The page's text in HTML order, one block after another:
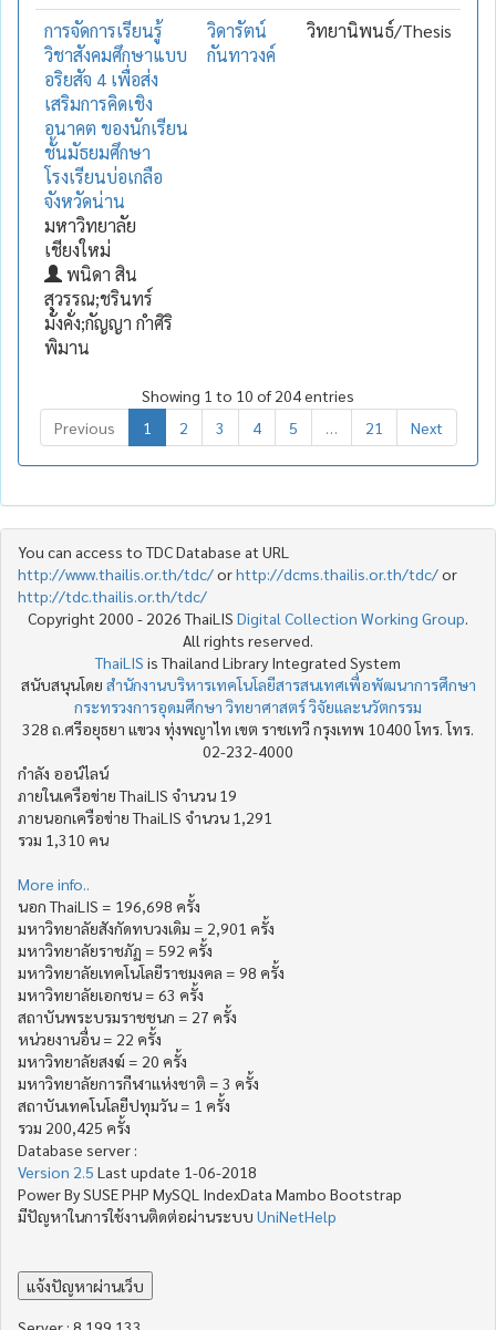
การจัดการเรียนรู้
วิชาสังคมศึกษาแบบ
อริยสัจ 4 เพื่อส่ง
เสริมการคิดเชิง
อนาคต ของนักเรียน
ชั้นมัธยมศึกษา
โรงเรียนบ่อเกลือ
จังหวัดน่าน
มหาวิทยาลัย
เชียงใหม่
พนิดา สิน
สุวรรณ;ชรินทร์
มั่งคั่ง;กัญญา กำศิริ
พิมาน
วิดารัตน์
กันทาวงค์
วิทยานิพนธ์/Thesis
Showing 1 to 10 of 204 entries
Previous
1 2 3 4 5 21 Next
You can access to TDC Database at URL
http://www.thailis.or.th/tdc/orhttp://dcms.thailis.or.th/tdc/or
http://tdc.thailis.or.th/tdc/
Copyright 2000 - 2026 ThaiLIS Digital Collection Working Group
All rights reserved.
ThaiLIS is Thailand Library Integrated System
สนับสนุนโดย สำนักงานบริหารเทคโนโลยีสารสนเทศเพื่อพัฒนาการศึกษา
กระทรวงการอุดมศึกษา วิทยาศาสตร์ วิจัยและนวัตกรรม
328 ถ.ศรีอยุธยา แขวง ทุ่งพญาไท เขต ราชเทวี กรุงเทพ 10400 โทร. โทร.
02-232-4000
กำลัง ออน์ไลน์
ภายในเครือข่าย ThaiLIS จำนวน 19
ภายนอกเครือข่าย ThaiLIS จำนวน 1,291
รวม 1,310 คน
More info..
นอก ThaiLIS = 196,698 ครั้ง
มหาวิทยาลัยสังกัดทบวงเดิม = 2,901 ครั้ง
มหาวิทยาลัยราชภัฏ = 592 ครั้ง
มหาวิทยาลัยเทคโนโลยีราชมงคล = 98 ครั้ง
มหาวิทยาลัยเอกชน = 63 ครั้ง
สถาบันพระบรมราชชนก = 27 ครั้ง
หน่วยงานอื่น = 22 ครั้ง
มหาวิทยาลัยสงฆ์ = 20 ครั้ง
มหาวิทยาลัยการกีฬาแห่งชาติ = 3 ครั้ง
สถาบันเทคโนโลยีปทุมวัน = 1 ครั้ง
รวม 200,425 ครั้ง
Database server :
Version 2.5 Last update 1-06-2018
Power By SUSE PHP MySQL IndexData Mambo Bootstrap
มีปัญหาในการใช้งานติดต่อผ่านระบบ UniNetHelp